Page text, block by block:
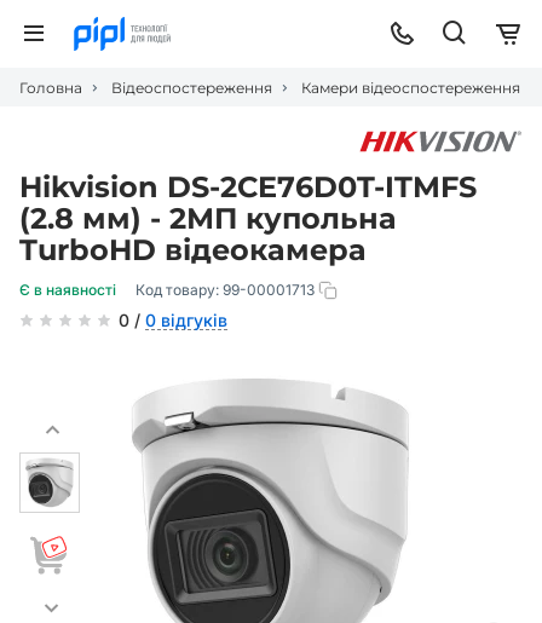
Головна Відеоспостереження Камери відеоспостереження
Hikvision DS-2CE76D0T-ITMFS
(2.8 мм) - 2МП купольна
TurboHD відеокамера
Є в наявності Код товару: 99-00001713
0 / 0 відгуків